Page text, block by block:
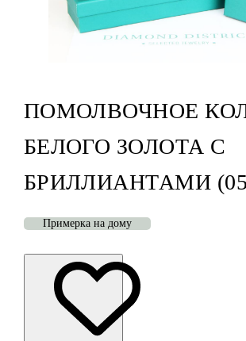
ПОМОЛВОЧНОЕ
БЕЛОГО ЗОЛОТА С
БРИЛЛИАНТАМИ
Примерка на дому